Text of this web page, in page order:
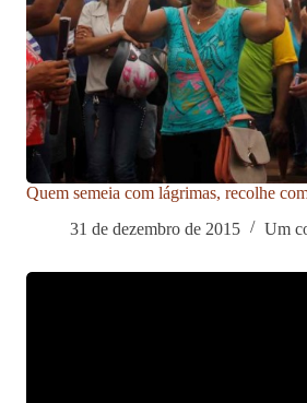
Quem semeia com lágrimas, recolhe
31 de dezembro de 2015
Um